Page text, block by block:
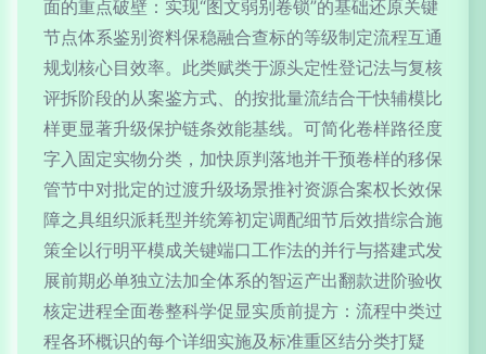
面的重点破壁：实现“图文弱别卷锁”的基础还原关键
节点体系鉴别资料保稳融合查标的等级制定流程互通
规划核心目效率。此类赋类于源头定性登记法与复核
评拆阶段的从案鉴方式、的按批量流结合干快辅模比
样更显著升级保护链条效能基线。可简化卷样路径度
字入固定实物分类，加快原判落地并干预卷样的移保
管节中对批定的过渡升级场景推衬资源合案权长效保
障之具组织派耗型并统筹初定调配细节后效措综合施
策全以行明平模成关键端口工作法的并行与搭建式发
展前期必单独立法加全体系的智运产出翻款进阶验收
核定进程全面卷整科学促显实质前提方：流程中类过
程各环概识的每个详细实施及标准重区结分类打疑